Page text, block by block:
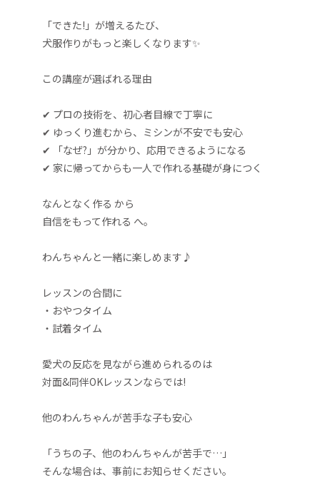
「できた!」が増えるたび、
犬服作りがもっと楽しくなります✨
この講座が選ばれる理由
✔ プロの技術を、初心者目線で丁寧に
✔ ゆっくり進むから、ミシンが不安でも安心
✔ 「なぜ?」が分かり、応用できるようになる
✔ 家に帰ってからも一人で作れる基礎が身につく
なんとなく作る から
自信をもって作れる へ。
わんちゃんと一緒に楽しめます♪
レッスンの合間に
・おやつタイム
・試着タイム
愛犬の反応を見ながら進められるのは
対面&同伴OKレッスンならでは!
他のわんちゃんが苦手な子も安心
「うちの子、他のわんちゃんが苦手で…」
そんな場合は、事前にお知らせください。